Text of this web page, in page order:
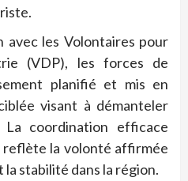
avec les Volontaires pour
(VDP), les forces de
planifié et mis en
visant à démanteler
coordination efficace
la volonté affirmée
stabilité dans la région.